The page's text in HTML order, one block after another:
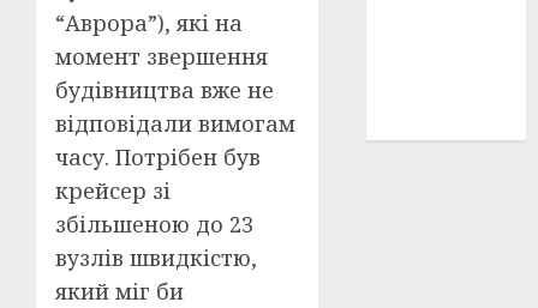
“Аврора”), які на
момент звершення
будівництва вже не
відповідали вимогам
часу. Потрібен був
крейсер зі
збільшеною до 23
вузлів швидкістю,
який міг би